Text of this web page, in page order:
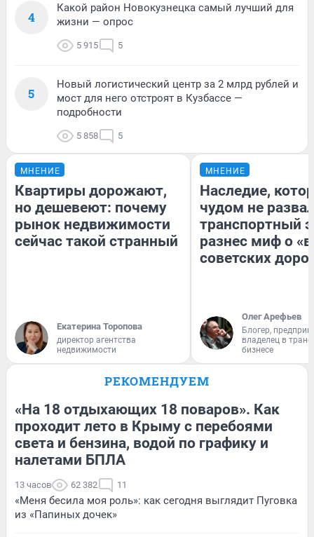
4
Какой район Новокузнецка самый лучший для
жизни — опрос
5 915 5
5
Новый логистический центр за 2 млрд рублей и
мост для него отстроят в Кузбассе —
подробности
5 858 5
МНЕНИЕ
Квартиры дорожают,
но дешевеют: почему
рынок недвижимости
сейчас такой странный
Екатерина Торопова
директор агентства
недвижимости
МНЕНИЕ
Наследие,
чудом не
транспортный
разнес миф о
советских
Олег Арефьев
Блогер,
владелец в
бизнесе
РЕКОМЕНДУЕМ
«На 18 отдыхающих 18 поваров». Как
проходит лето в Крыму с перебоями
света и бензина, водой по графику и
налетами БПЛА
13 часов 62 382 11
«Меня бесила моя роль»: как сегодня выглядит Пуговка
из «Папиных дочек»